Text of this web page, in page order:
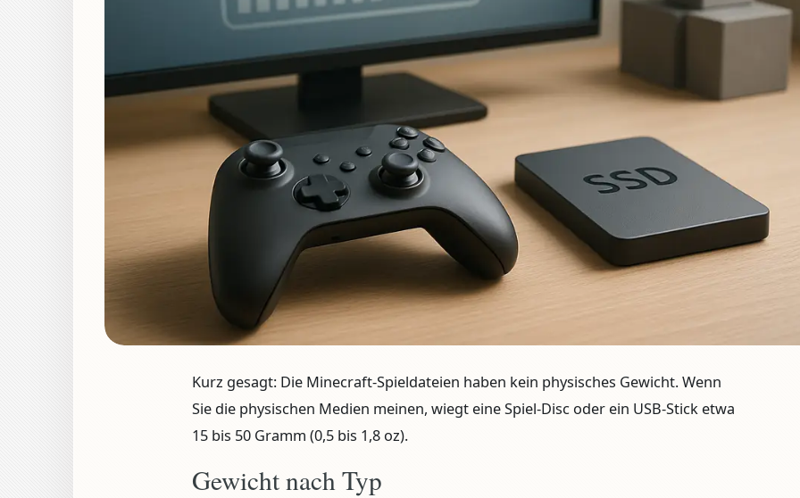
Kurz gesagt: Die Minecraft-Spieldateien haben kein physisches Gewicht. Wenn
Sie die physischen Medien meinen, wiegt eine Spiel-Disc oder ein USB-Stick etwa
15 bis 50 Gramm (0,5 bis 1,8 oz).
Gewicht nach Typ